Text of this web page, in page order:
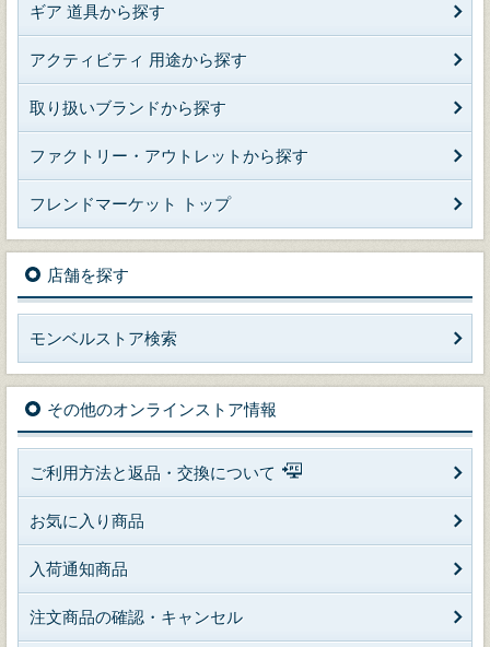
ギア 道具から探す
アクティビティ 用途から探す
取り扱いブランドから探す
ファクトリー・アウトレットから探す
フレンドマーケット トップ
店舗を探す
モンベルストア検索
その他のオンラインストア情報
ご利用方法と返品・交換について
お気に入り商品
入荷通知商品
注文商品の確認・キャンセル